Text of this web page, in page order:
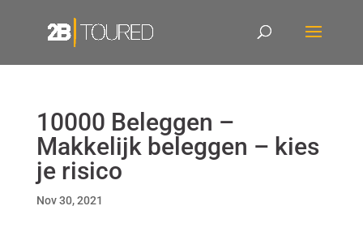
10000 Beleggen –
Makkelijk beleggen – kies
je risico
Nov 30, 2021